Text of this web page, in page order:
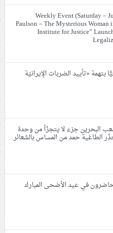
Weekly Event (Saturday –
Paulson – The Mysterious Woman
Institute for Justice”
12 شيعيًّا بتهمة «تأييد الضربات الإيرانيّة
البحرين جزء لا يتجزّأ من وحدة
الطاغية حمد من المساس بالشعائر
حاضرون في عيد الأضحى المبارك